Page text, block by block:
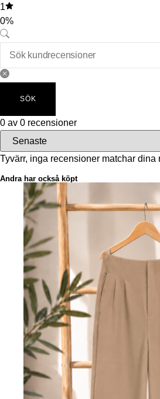
1
0%
SÖK
0 av 0 recensioner
Tyvärr, inga recensioner matchar dina
Andra har också köpt